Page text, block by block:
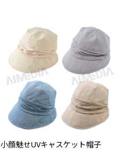
小顔魅せUVキャスケット帽子